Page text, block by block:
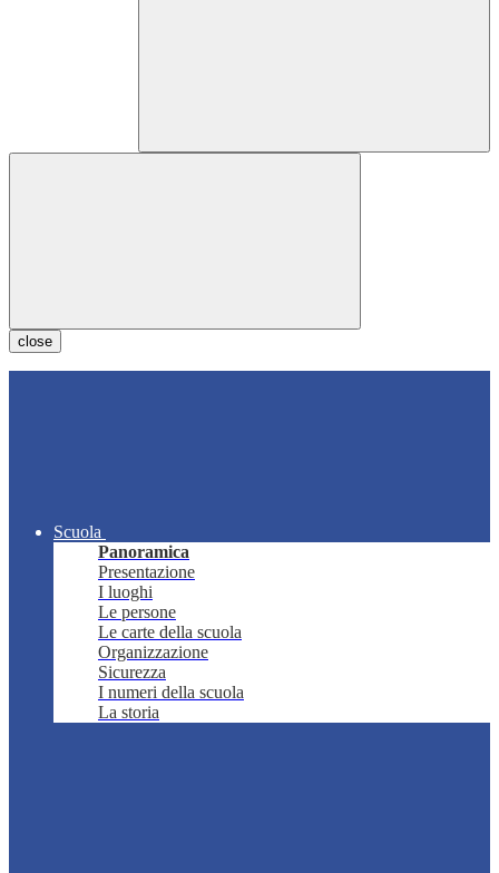
close
Scuola
Panoramica
Presentazione
I luoghi
Le persone
Le carte della scuola
Organizzazione
Sicurezza
I numeri della scuola
La storia